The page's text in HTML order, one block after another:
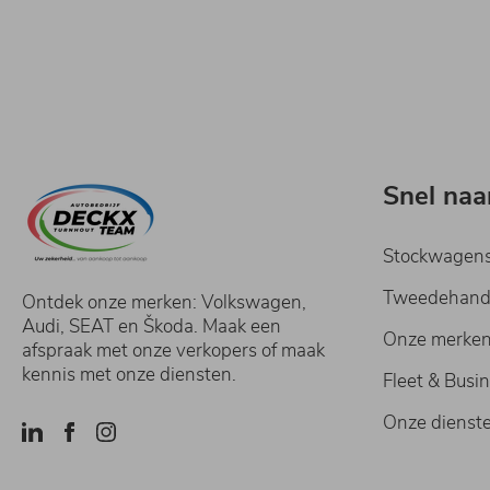
Ontdek onze merken: Volkswagen,
Audi, SEAT en Škoda. Maak een
afspraak met onze verkopers of maak
kennis met onze diensten.
Snel
Onze merken
Fleet &
Onze